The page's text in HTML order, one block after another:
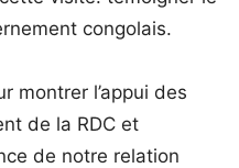
congolais.
montrer l’appui des
de la RDC et
de notre relation